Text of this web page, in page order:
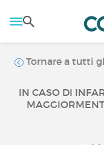
Tornare a tutti
IN CASO DI